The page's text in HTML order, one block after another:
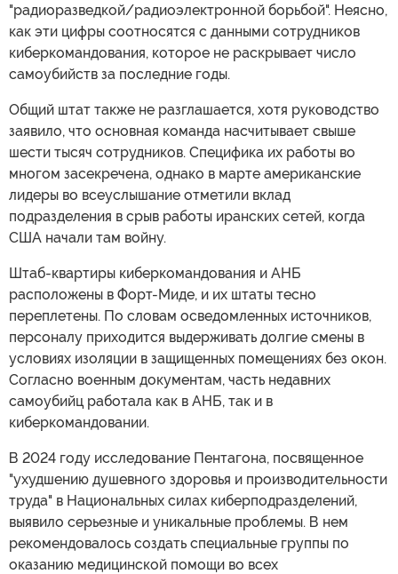
"радиоразведкой/радиоэлектронной борьбой". Неясно,
как эти цифры соотносятся с данными сотрудников
киберкомандования, которое не раскрывает число
самоубийств за последние годы.
Общий штат также не разглашается, хотя руководство
заявило, что основная команда насчитывает свыше
шести тысяч сотрудников. Специфика их работы во
многом засекречена, однако в марте американские
лидеры во всеуслышание отметили вклад
подразделения в срыв работы иранских сетей, когда
США начали там войну.
Штаб-квартиры киберкомандования и АНБ
расположены в Форт-Миде, и их штаты тесно
переплетены. По словам осведомленных источников,
персоналу приходится выдерживать долгие смены в
условиях изоляции в защищенных помещениях без окон.
Согласно военным документам, часть недавних
самоубийц работала как в АНБ, так и в
киберкомандовании.
В 2024 году исследование Пентагона, посвященное
"ухудшению душевного здоровья и производительности
труда" в Национальных силах киберподразделений,
выявило серьезные и уникальные проблемы. В нем
рекомендовалось создать специальные группы по
оказанию медицинской помощи во всех